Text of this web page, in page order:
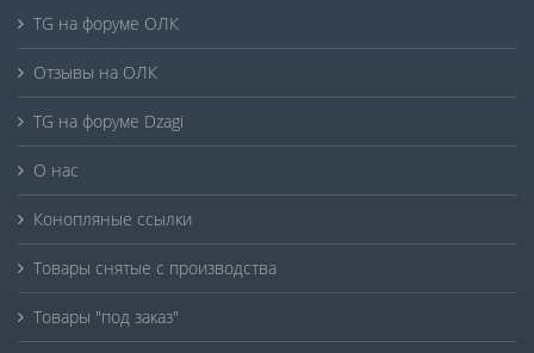
TG на форуме ОЛК
Отзывы на ОЛК
TG на форуме Dzagi
О нас
Конопляные ссылки
Товары снятые с производства
Товары "под заказ"